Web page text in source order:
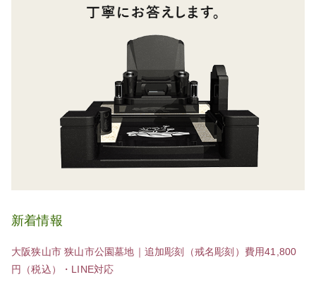
新着情報
大阪狭山市 狭山市公園墓地｜追加彫刻（戒名彫刻）費用41,800
円（税込）・LINE対応